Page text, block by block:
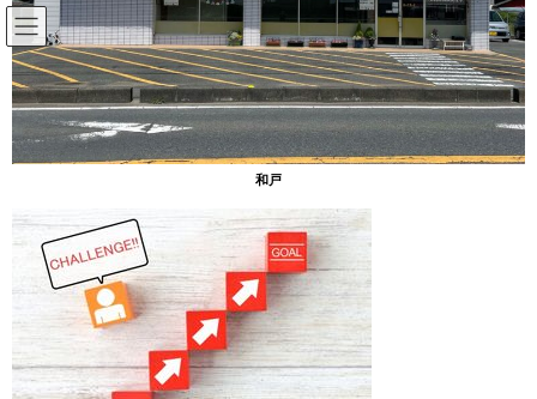
コ
ン
テ
ン
ツ
へ
ス
ナ
ビ
ゲ
ー
シ
ョ
ン
放課後等デイサービスのブログ
放課後等デイサービスのブログ
2024年11月15日
放課後等デイサービスのブログ
古河公方公園
[あったまぁる和戸]
和戸